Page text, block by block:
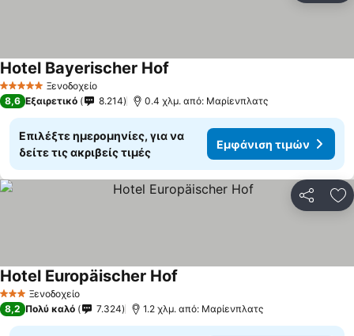
5 Αστέρια Ξενοδοχείο
Hotel Bayerischer Hof
8,6 Εξαιρετικό 8.214 0.4 χλμ. από: Μαρίενπλατς
Επιλέξτε ημερομηνίες, για να
δείτε τις ακριβείς τιμές
Εμφάνιση τιμών
3 ΑστέριαΞενοδοχείο
Hotel Europäischer Hof
8,2 Πολύ καλό 7.324 1.2 χλμ. από: Μαρίενπλατς